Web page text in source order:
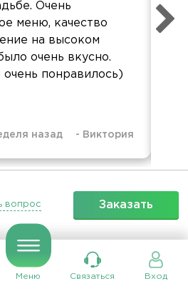
Меню Связаться Вход
Заказать
вопрос
Очень
меню, качество
на высоком
очень вкусно.
очень понравилось)
назад - Виктория
понравиться